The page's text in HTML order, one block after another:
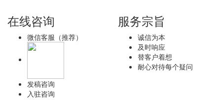
在线咨询
微信客服（推荐）
发稿咨询
入驻咨询
服务宗旨
诚信为本
及时响应
替客户着想
耐心对待每个疑问